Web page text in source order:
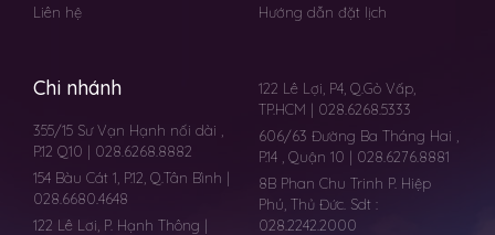
Liên hệ
Hướng dẫn đặt lịch
Chi nhánh
355/15 Sư Vạn Hạnh nối dài ,
P.12 Q10 | 028.6268.8882
154 Bàu Cát 1, P.12, Q.Tân Bình |
028.6680.4648
122 Lê Lơi, P. Hạnh Thông |
122 Lê Lợi, P4, Q.Gò Vấp,
TP.HCM | 028.6268.5333
606/63 Đường Ba Tháng Hai ,
P.14 , Quận 10 | 028.6276.8881
8B Phan Chu Trinh P. Hiệp
Phú, Thủ Đức. Sdt :
028.2242.2000